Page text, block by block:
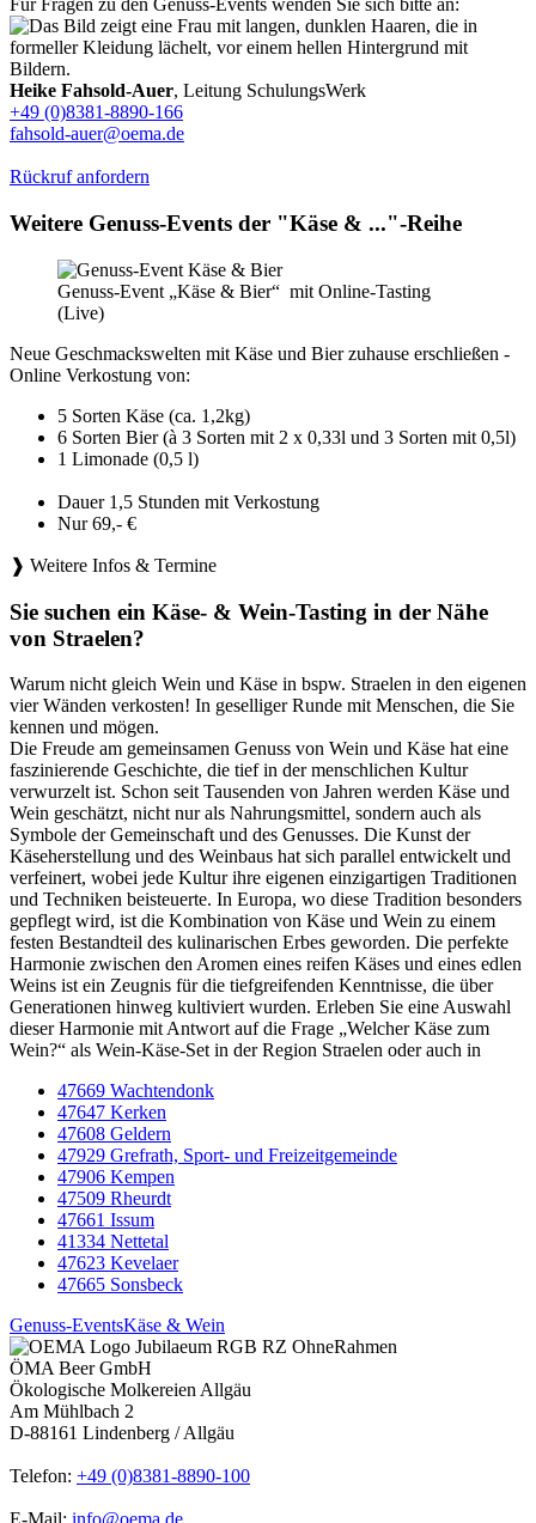
Für Fragen zu den Genuss-Events wenden Sie sich bitte an:
Heike Fahsold-Auer, Leitung SchulungsWerk
+49 (0)8381-8890-166
fahsold-auer@oema.de
Rückruf anfordern
Weitere Genuss-Events der "Käse & ..."-Reihe
Genuss-Event „Käse & Bier“ mit Online-Tasting
(Live)
Neue Geschmackswelten mit Käse und Bier zuhause erschließen -
Online Verkostung von:
5 Sorten Käse (ca. 1,2kg)
6 Sorten Bier (à 3 Sorten mit 2 x 0,33l und 3 Sorten mit 0,5l)
1 Limonade (0,5 l)
Dauer 1,5 Stunden mit Verkostung
Nur 69,- €
❱ Weitere Infos & Termine
Sie suchen ein Käse- & Wein-Tasting in der Nähe
von Straelen?
Warum nicht gleich Wein und Käse in bspw. Straelen in den eigenen
vier Wänden verkosten! In geselliger Runde mit Menschen, die Sie
kennen und mögen.
Die Freude am gemeinsamen Genuss von Wein und Käse hat eine
faszinierende Geschichte, die tief in der menschlichen Kultur
verwurzelt ist. Schon seit Tausenden von Jahren werden Käse und
Wein geschätzt, nicht nur als Nahrungsmittel, sondern auch als
Symbole der Gemeinschaft und des Genusses. Die Kunst der
Käseherstellung und des Weinbaus hat sich parallel entwickelt und
verfeinert, wobei jede Kultur ihre eigenen einzigartigen Traditionen
und Techniken beisteuerte. In Europa, wo diese Tradition besonders
gepflegt wird, ist die Kombination von Käse und Wein zu einem
festen Bestandteil des kulinarischen Erbes geworden. Die perfekte
Harmonie zwischen den Aromen eines reifen Käses und eines edlen
Weins ist ein Zeugnis für die tiefgreifenden Kenntnisse, die über
Generationen hinweg kultiviert wurden. Erleben Sie eine Auswahl
dieser Harmonie mit Antwort auf die Frage „Welcher Käse zum
Wein?“ als Wein-Käse-Set in der Region Straelen oder auch in
47669 Wachtendonk
47647 Kerken
47608 Geldern
47929 Grefrath, Sport- und Freizeitgemeinde
47906 Kempen
47509 Rheurdt
47661 Issum
41334 Nettetal
47623 Kevelaer
47665 Sonsbeck
Genuss-EventsKäse & Wein
ÖMA Beer GmbH
Ökologische Molkereien Allgäu
Am Mühlbach 2
D-88161 Lindenberg / Allgäu
Telefon: +49 (0)8381-8890-100